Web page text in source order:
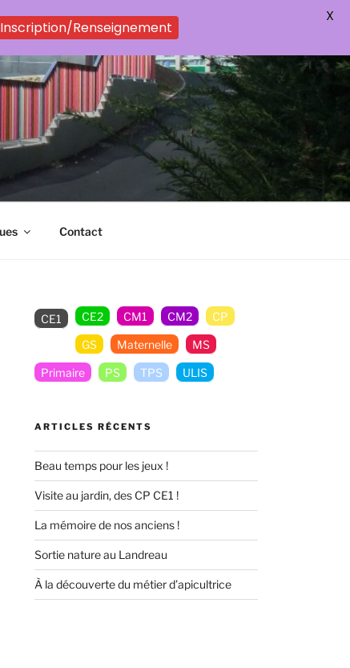
Contact
CE1 CE2 CM1 CM2 CP
GS Maternelle MS
Primaire PS TPS ULIS
ARTICLES RÉCENTS
Beau temps pour les jeux !
Visite au jardin, des CP CE1 !
La mémoire de nos anciens !
Sortie nature au Landreau
À la découverte du métier d’apicultrice
Inscription/Renseignement
X